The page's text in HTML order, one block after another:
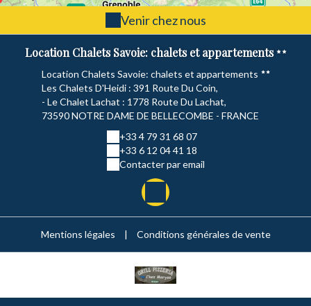
Venir chez nous
Location Chalets Savoie: chalets et appartements
Location Chalets Savoie: chalets et appartements
Les Chalets D'Heidi : 391 Route Du Coin,
- Le Chalet Lachat : 1778 Route Du Lachat,
73590 NOTRE DAME DE BELLECOMBE - FRANCE
+33 4 79 31 68 07
+33 6 12 04 41 18
Contacter par email
Mentions légales | Conditions générales de vente